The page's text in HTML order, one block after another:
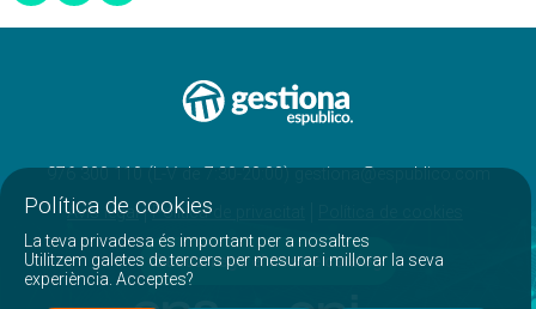
976 300 110 (L-V de 7:30-20:00) gestiona@espublico.com
Avís legal
Política de privacitat
Descarrega el nostre catàleg
Política de cookies
La teva privadesa és important per a nosaltres
Utilitzem galetes de tercers per mesurar i millorar la seva
experiència. Acceptes?